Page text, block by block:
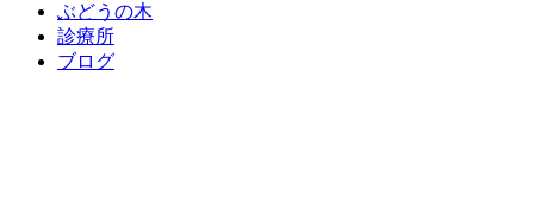
ぶどう の木
診療所
ブロ グ